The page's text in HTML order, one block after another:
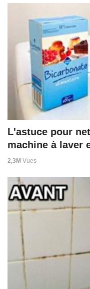
L'astuce pour
machine à laver
2,3M Vues